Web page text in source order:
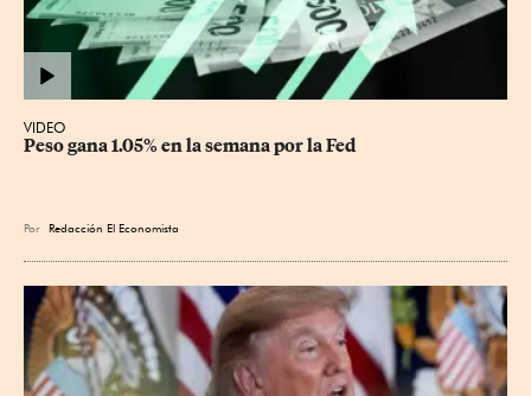
VIDEO
Peso gana 1.05% en la semana por la Fed
Por Redacción El Economista